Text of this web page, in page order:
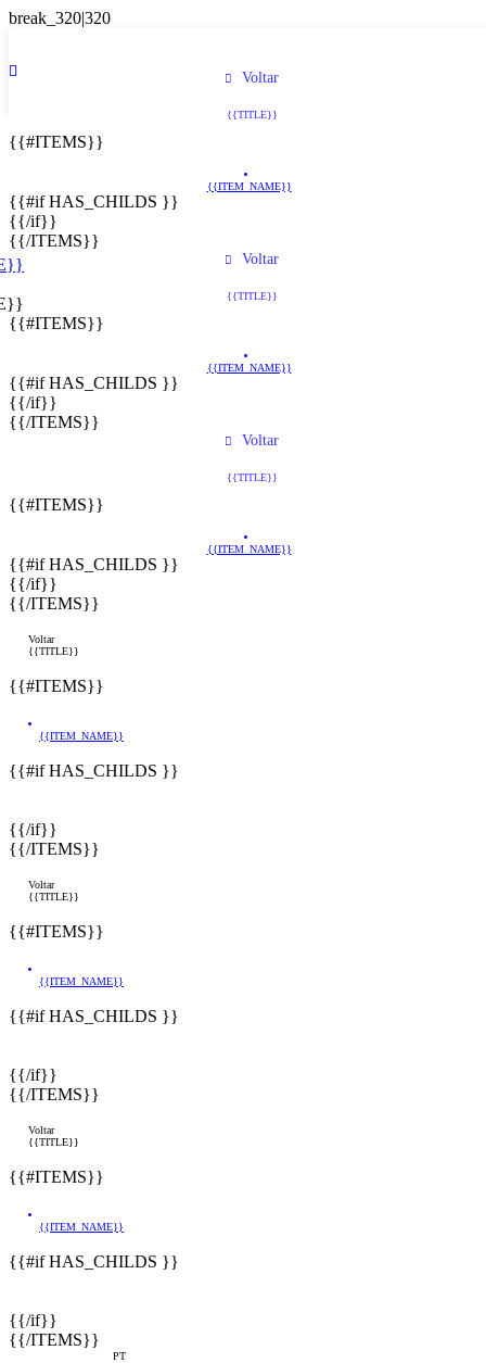
Voltar
{{TITLE}}
{{#ITEMS}}
{{ITEM_NAME}}
{{#if HAS_CHILDS }}
{{/if}}
{{/ITEMS}}
Voltar
{{TITLE}}
{{#ITEMS}}
{{ITEM_NAME}}
{{#if HAS_CHILDS }}
{{/if}}
{{/ITEMS}}
Voltar
{{TITLE}}
{{#ITEMS}}
{{ITEM_NAME}}
{{#if HAS_CHILDS }}
{{/if}}
{{/ITEMS}}
Voltar
{{TITLE}}
{{#ITEMS}}
{{ITEM_NAME}}
{{#if HAS_CHILDS }}
{{/if}}
{{/ITEMS}}
Voltar
{{TITLE}}
{{#ITEMS}}
{{ITEM_NAME}}
{{#if HAS_CHILDS }}
{{/if}}
{{/ITEMS}}
Voltar
{{TITLE}}
{{#ITEMS}}
{{ITEM_NAME}}
{{#if HAS_CHILDS }}
{{/if}}
{{/ITEMS}}
PT